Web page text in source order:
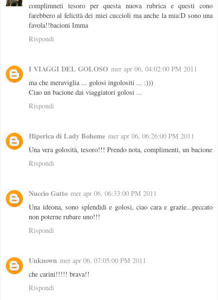
complimneti tesoro per questa nuova rubrica e questi cono
farebbero al felicità dei miei cuccioli ma anche la mia:D sono una
favola!!bacioni Imma
Rispondi
I VIAGGI DEL GOLOSO mer apr 06, 04:02:00 PM 2011
ma che meraviglia ... golosi ingolositi ... :)))
Ciao un bacione dai viaggiatori golosi ...
Rispondi
Hiperica di Lady Boheme mer apr 06, 06:26:00 PM 2011
Una vera golosità, tesoro!!! Prendo nota, complimenti, un bacione
Rispondi
Nuccio Gatto mer apr 06, 06:33:00 PM 2011
Una ideona, sono splendidi e golosi, ciao cara e grazie...peccato
non poterne rubare uno!!!
Rispondi
Unknown mer apr 06, 07:05:00 PM 2011
che carini!!!!! brava!!
Rispondi